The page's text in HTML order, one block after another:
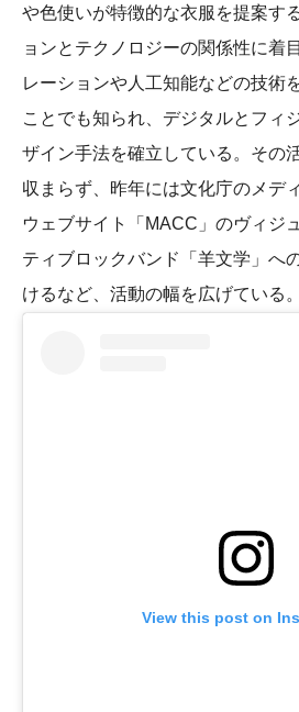
や色使いが特徴的な衣服を提案す
ョンとテクノロジーの関係性に着
レーションや人工知能などの技術
ことでも知られ、デジタルとフィ
ザイン手法を確立している。その
収まらず、昨年には文化庁のメデ
ウェブサイト「MACC」のヴィジ
ティブロックバンド「羊文学」へ
けるなど、活動の幅を広げている。
View this post on